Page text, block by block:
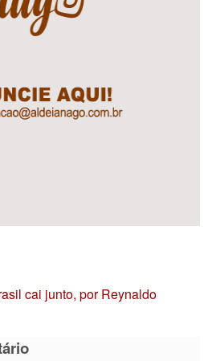
cai junto, por Reynaldo